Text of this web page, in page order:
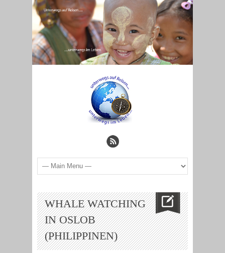
WHALE WATCHING
IN OSLOB
(PHILIPPINEN)